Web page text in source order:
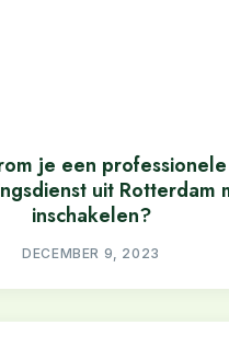
je een professionele
uit Rotterdam
inschakelen?
DECEMBER 9, 2023